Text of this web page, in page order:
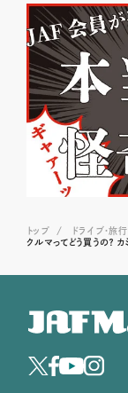
トップ ドライブ･旅行